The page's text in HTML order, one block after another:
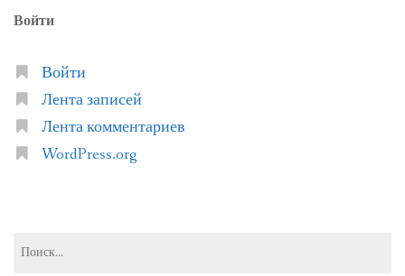
Войти
Войти
Лента записей
Лента комментариев
WordPress.org